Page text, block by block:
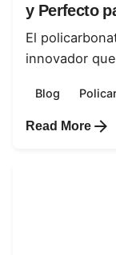
y Perfecto
El
innovador
Blog
Read More